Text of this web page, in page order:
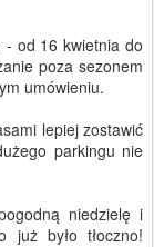
- od 16 kwietnia do
poza sezonem
umówieniu.
lepiej zostawić
parkingu nie
niedzielę i
było tłoczno!